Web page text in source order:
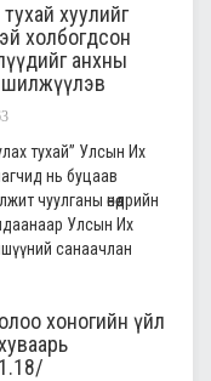
хуулийг
холбогдсон
анхны
шилжүүлэв
тухай” Улсын Их
нь буцаав
чуулганы өнөөдрийн
Улсын Их
санаачлан
хоногийн үйл